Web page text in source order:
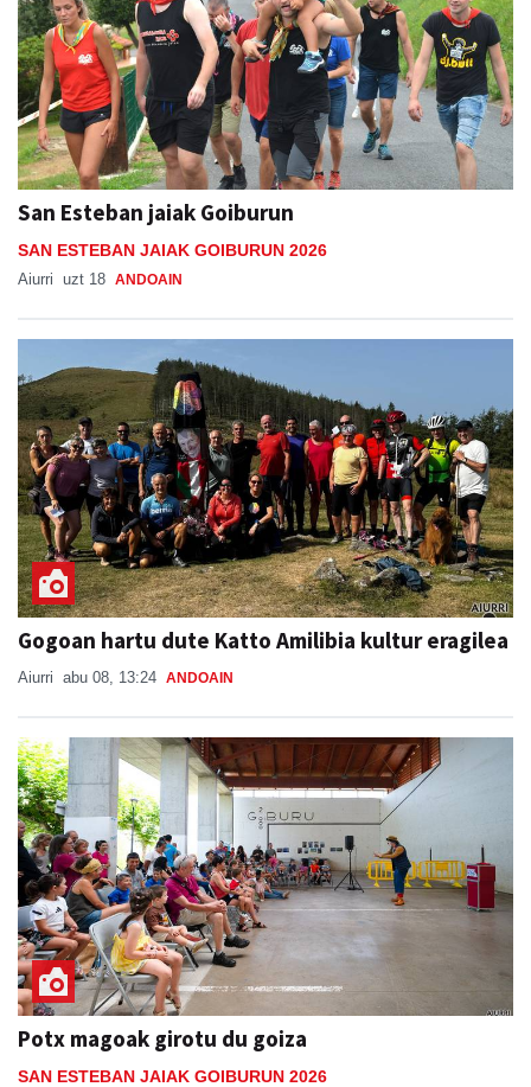
San Esteban jaiak Goiburun
SAN ESTEBAN JAIAK GOIBURUN 2026
Aiurri uzt 18 ANDOAIN
Gogoan hartu dute Katto Amilibia kultur eragilea
Aiurri abu 08, 13:24 ANDOAIN
Potx magoak girotu du goiza
SAN ESTEBAN JAIAK GOIBURUN 2026